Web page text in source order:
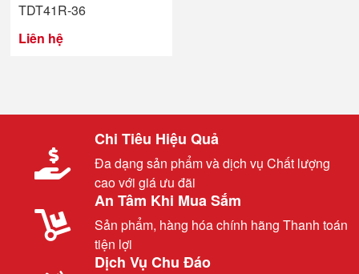
TDT41R-36
Liên hệ
Chi Tiêu Hiệu Quả
Đa dạng sản phẩm và dịch vụ Chất lượng
cao với giá ưu đãi
An Tâm Khi Mua Sắm
Sản phẩm, hàng hóa chính hãng Thanh toán
tiện lợi
Dịch Vụ Chu Đáo